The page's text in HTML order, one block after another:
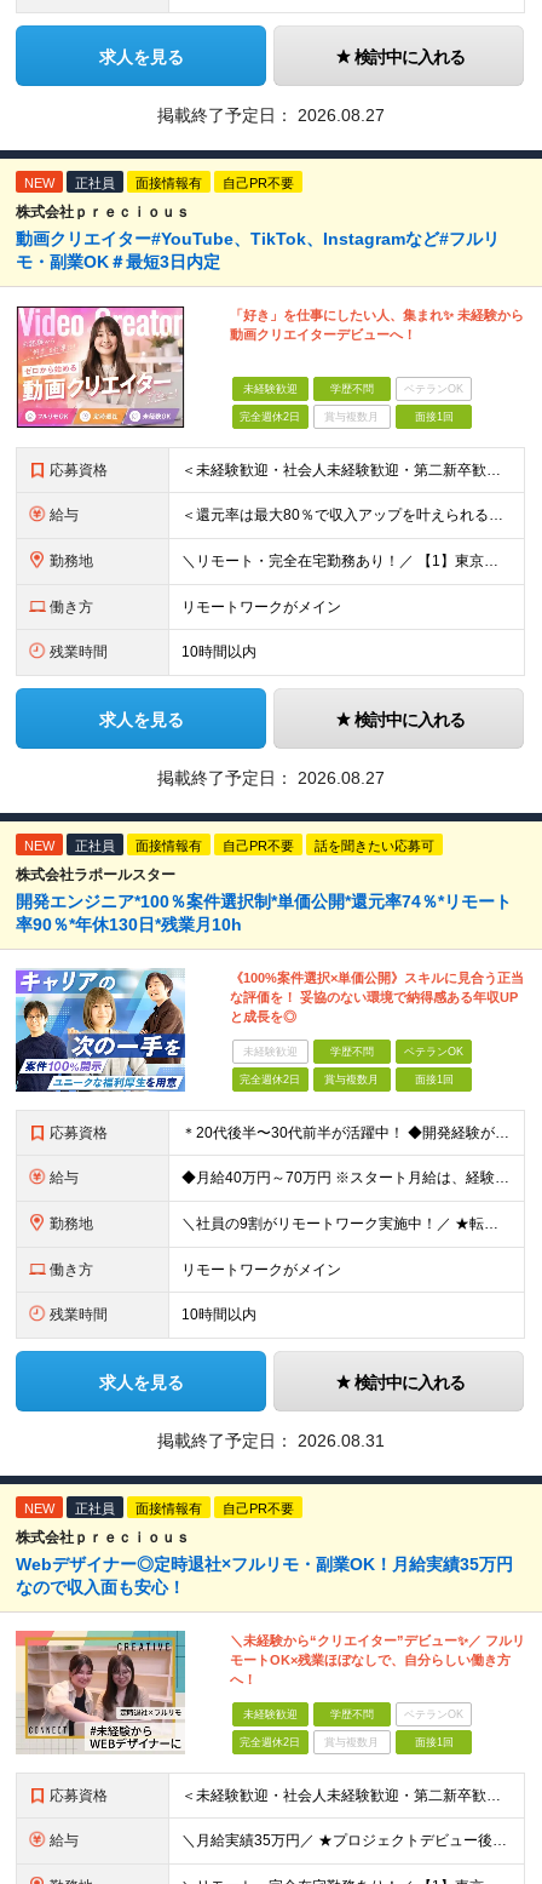
求人を見る 検討中に入れる
掲載終了予定日： 2026.08.27
NEW 正社員 面接情報有 自己PR不要
株式会社ｐｒｅｃｉｏｕｓ
動画クリエイター#YouTube、TikTok、Instagramなど#フルリ
モ・副業OK＃最短3日内定
「好き」を仕事にしたい人、集まれ✨ 未経験から
動画クリエイターデビューへ！
未経験歓迎 学歴不問 ベテランOK
完全週休2日 賞与複数月 面接1回
応募資格 ＜未経験歓迎・社会人未経験歓迎・第二新卒歓迎・ブランクOK・学歴不問＞ ★これまでの経験は一切不問！ ★人柄重視の採用を行っています！ ★95％が未経験スタート！ 知識や経験がなくても、入社後に学べる
給与 ＜還元率は最大80％で収入アップを叶えられる！＞ 【月給25万円～50万円＋各種インセンティブ】 ★プロジェクトデビュー後は月給UP！ ＊＊＊ ■月給25～50万円＋賞与＋インセンティブ ※経験・
勤務地 ＼リモート・完全在宅勤務あり！／ 【1】東京本社もしくは東京23区を中心とした神奈川・埼玉・千葉エリアの各プロジェクト先 【2】大阪を中心とした京都・兵庫・滋賀・奈良・和歌山エリアの各プロジェクト先
働き方 リモートワークがメイン
残業時間 10時間以内
求人を見る 検討中に入れる
掲載終了予定日： 2026.08.27
NEW 正社員 面接情報有 自己PR不要 話を聞きたい応募可
株式会社ラポールスター
開発エンジニア*100％案件選択制*単価公開*還元率74％*リモート
率90％*年休130日*残業月10h
《100%案件選択×単価公開》スキルに見合う正当
な評価を！ 妥協のない環境で納得感ある年収UP
と成長を◎
未経験歓迎 学歴不問 ベテランOK
完全週休2日 賞与複数月 面接1回
応募資格 ＊20代後半〜30代前半が活躍中！ ◆開発経験が3年以上ある方（Web・オープン系システム等） ◆学歴不問 ★Java(Spring、Spring Boot)、Python(Django)、 Re
給与 ◆月給40万円～70万円 ※スタート月給は、経験・能力・前職の給与等を考慮の上で決定いたします。 ※上記金額には残業の有無に関わらず、 月30時間分の固定残業代（7万6,000円～13万3,000円
勤務地 ＼社員の9割がリモートワーク実施中！／ ★転勤ナシ！ ★UIターン歓迎！ 関東、関西、東海、九州・中国エリアの各プロジェクト先から希望を優先して決定。 ※リモート案件も多数あり！ ◆関東エリア
働き方 リモートワークがメイン
残業時間 10時間以内
求人を見る 検討中に入れる
掲載終了予定日： 2026.08.31
NEW 正社員 面接情報有 自己PR不要
株式会社ｐｒｅｃｉｏｕｓ
Webデザイナー◎定時退社×フルリモ・副業OK！月給実績35万円
なので収入面も安心！
＼未経験から“クリエイター”デビュー✨／ フルリ
モートOK×残業ほぼなしで、自分らしい働き方
へ！
未経験歓迎 学歴不問 ベテランOK
完全週休2日 賞与複数月 面接1回
応募資格 ＜未経験歓迎・社会人未経験歓迎・第二新卒歓迎・ブランクOK・学歴不問＞ ★これまでの経験は一切不問！ ★人柄重視の採用を行っています！ ★95％が未経験スタート！ 知識や経験がなくても、入社後に学べる
給与 ＼月給実績35万円／ ★プロジェクトデビュー後は月給UP！ ★還元率最大80％で収入アップを叶えられる！ ＊＊＊ ■月給25～50万円＋賞与＋インセンティブ ※経験・年齢・能力に応じて決定します。